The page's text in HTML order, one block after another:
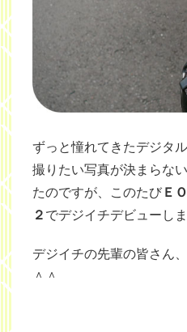
ずっと憧れてきたデジタ
撮りたい写真が決まらな
たのですが、このたび Ｅ
２ でデジイチデビューし
デジイチの先輩の皆さん
＾＾